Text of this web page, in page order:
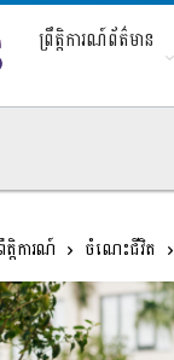
ព្រឹត្តិការណ៍ព័ត៌មាន
ត្តិការណ៍ ចំណេះជីវិត